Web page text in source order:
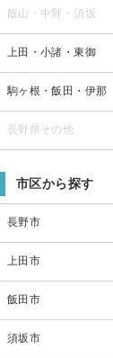
飯山・中野・須坂
上田・小諸・東御
駒ヶ根・飯田・伊那
長野県その他
市区から探す
長野市
上田市
飯田市
須坂市